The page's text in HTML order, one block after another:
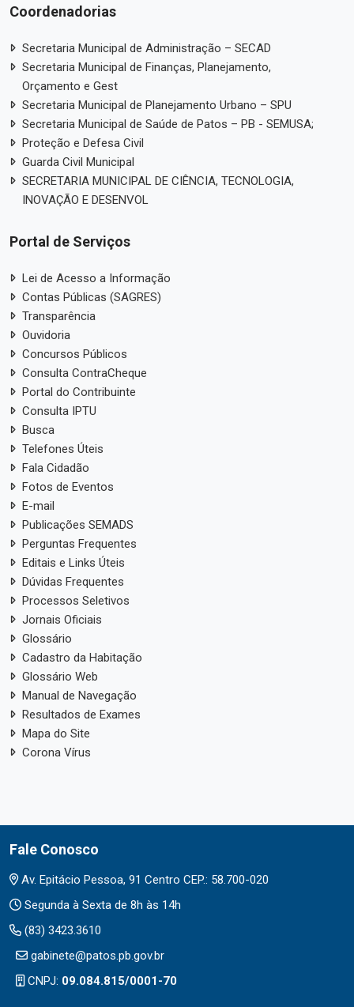
Coordenadorias
Secretaria Municipal de Administração – SECAD
Secretaria Municipal de Finanças, Planejamento,
Orçamento e Gest
Secretaria Municipal de Planejamento Urbano – SPU
Secretaria Municipal de Saúde de Patos – PB - SEMUSA;
Proteção e Defesa Civil
Guarda Civil Municipal
SECRETARIA MUNICIPAL DE CIÊNCIA, TECNOLOGIA,
INOVAÇÃO E DESENVOL
Portal de Serviços
Lei de Acesso a Informação
Contas Públicas (SAGRES)
Transparência
Ouvidoria
Concursos Públicos
Consulta ContraCheque
Portal do Contribuinte
Consulta IPTU
Busca
Telefones Úteis
Fala Cidadão
Fotos de Eventos
E-mail
Publicações SEMADS
Perguntas Frequentes
Editais e Links Úteis
Dúvidas Frequentes
Processos Seletivos
Jornais Oficiais
Glossário
Cadastro da Habitação
Glossário Web
Manual de Navegação
Resultados de Exames
Mapa do Site
Corona Vírus
Fale Conosco
Av. Epitácio Pessoa, 91 Centro CEP.: 58.700-020
Segunda à Sexta de 8h às 14h
(83) 3423.3610
gabinete@patos.pb.gov.br
CNPJ: 09.084.815/0001-70